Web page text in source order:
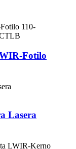
Fotilo
Lasera